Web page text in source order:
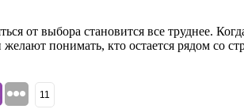
от выбора становится все труднее.
понимать, кто остается рядом со
11